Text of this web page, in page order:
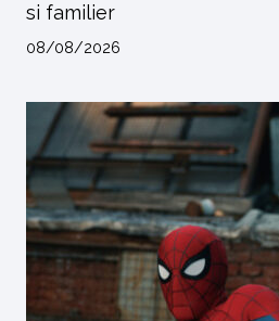
si familier
08/08/2026